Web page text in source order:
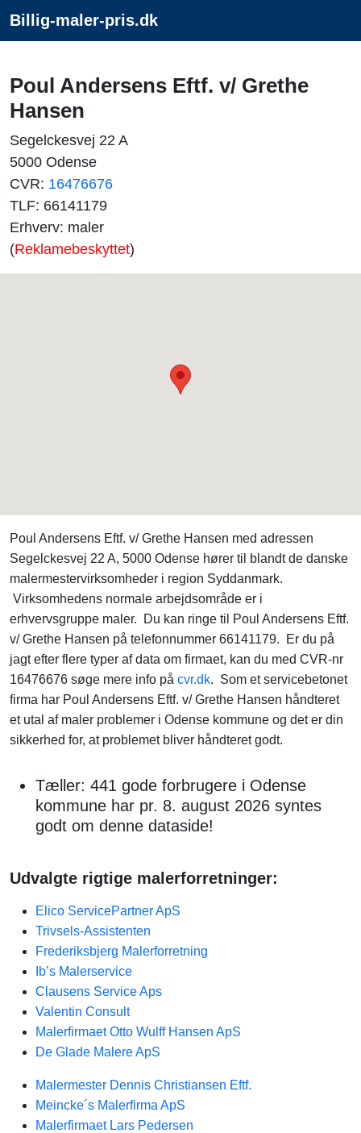
Billig-maler-pris.dk
Poul Andersens Eftf. v/ Grethe
Hansen
Segelckesvej 22 A
5000 Odense
CVR: 16476676
TLF: 66141179
Erhverv: maler
(Reklamebeskyttet)
Poul Andersens Eftf. v/ Grethe Hansen med adressen
Segelckesvej 22 A, 5000 Odense hører til blandt de danske
malermestervirksomheder i region Syddanmark.
Virksomhedens normale arbejdsområde er i
erhvervsgruppe maler. Du kan ringe til Poul Andersens Eftf.
v/ Grethe Hansen på telefonnummer 66141179. Er du på
jagt efter flere typer af data om firmaet, kan du med CVR-nr
16476676 søge mere info på cvr.dk. Som et servicebetonet
firma har Poul Andersens Eftf. v/ Grethe Hansen håndteret
et utal af maler problemer i Odense kommune og det er din
sikkerhed for, at problemet bliver håndteret godt.
Tæller: 441 gode forbrugere i Odense
kommune har pr. 8. august 2026 syntes
godt om denne dataside!
Udvalgte rigtige malerforretninger:
Elico ServicePartner ApS
Trivsels-Assistenten
Frederiksbjerg Malerforretning
Ib’s Malerservice
Clausens Service Aps
Valentin Consult
Malerfirmaet Otto Wulff Hansen ApS
De Glade Malere ApS
Malermester Dennis Christiansen Eftf.
Meincke´s Malerfirma ApS
Malerfirmaet Lars Pedersen